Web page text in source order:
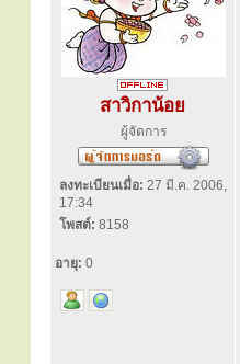
สาวิกาน้อย
ผู้จัดการ
ลงทะเบียนเมื่อ: 27 มี.ค. 2006,
17:34
โพสต์: 8158
อายุ: 0